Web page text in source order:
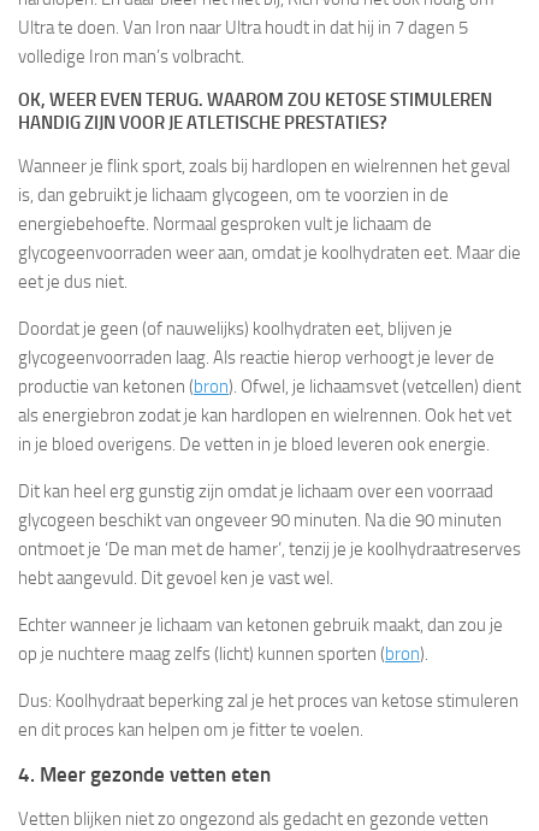
Ultra te doen. Van Iron naar Ultra houdt in dat hij in 7 dagen 5
volledige Iron man’s volbracht.
OK, WEER EVEN TERUG. WAAROM ZOU KETOSE STIMULEREN
HANDIG ZIJN VOOR JE ATLETISCHE PRESTATIES?
Wanneer je flink sport, zoals bij hardlopen en wielrennen het geval
is, dan gebruikt je lichaam glycogeen, om te voorzien in de
energiebehoefte. Normaal gesproken vult je lichaam de
glycogeenvoorraden weer aan, omdat je koolhydraten eet. Maar die
eet je dus niet.
Doordat je geen (of nauwelijks) koolhydraten eet, blijven je
glycogeenvoorraden laag. Als reactie hierop verhoogt je lever de
productie van ketonen (bron). Ofwel, je lichaamsvet (vetcellen) dient
als energiebron zodat je kan hardlopen en wielrennen. Ook het vet
in je bloed overigens. De vetten in je bloed leveren ook energie.
Dit kan heel erg gunstig zijn omdat je lichaam over een voorraad
glycogeen beschikt van ongeveer 90 minuten. Na die 90 minuten
ontmoet je ‘De man met de hamer’, tenzij je je koolhydraatreserves
hebt aangevuld. Dit gevoel ken je vast wel.
Echter wanneer je lichaam van ketonen gebruik maakt, dan zou je
op je nuchtere maag zelfs (licht) kunnen sporten (bron).
Dus: Koolhydraat beperking zal je het proces van ketose stimuleren
en dit proces kan helpen om je fitter te voelen.
4. Meer gezonde vetten eten
Vetten blijken niet zo ongezond als gedacht en gezonde vetten